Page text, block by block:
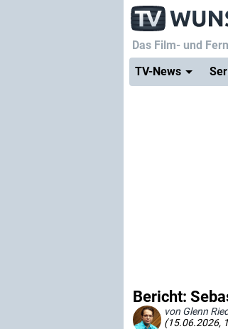
Das Film- und
TV-News
Bericht:
von Glenn
(15.06.2026,